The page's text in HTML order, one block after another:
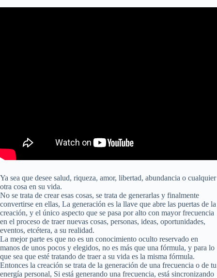
Ya sea que desee salud, riqueza, amor, libertad, abundancia o cualquier
otra cosa en su vida.
No se trata de crear esas cosas, se trata de generarlas y finalmente
convertirse en ellas, La generación es la llave que abre las puertas de la
creación, y el único aspecto que se pasa por alto con mayor frecuencia
en el proceso de traer nuevas cosas, personas, ideas, oportunidades,
eventos, etcétera, a su realidad.
La mejor parte es que no es un conocimiento oculto reservado en
manos de unos pocos y elegidos, no es más que una fórmula, y para lo
que sea que esté tratando de traer a su vida es la misma fórmula.
Entonces la creación se trata de la generación de una frecuencia o de tu
energía personal, Si está generando una frecuencia, está sincronizando